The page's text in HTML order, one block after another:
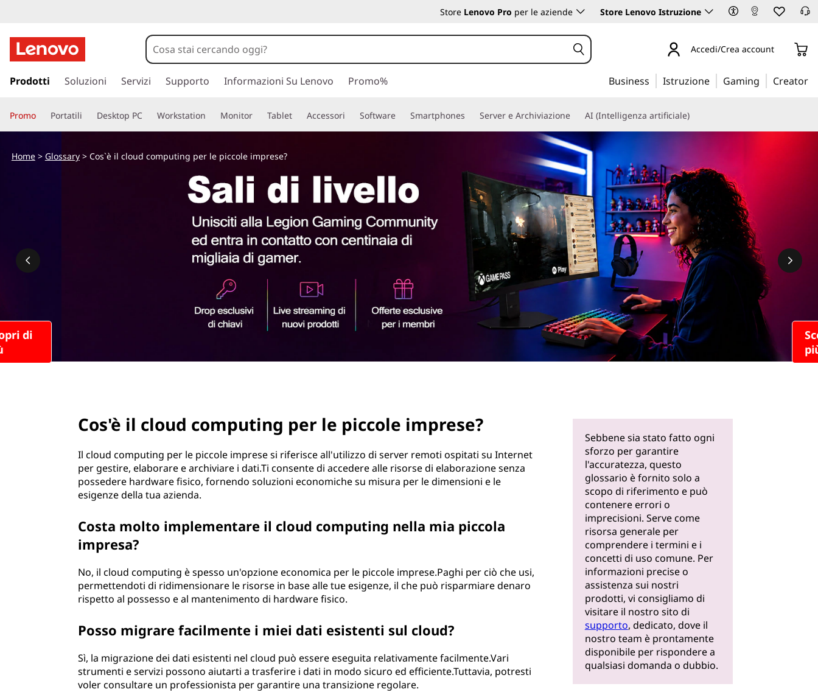
o
è
c
o
Store Lenovo Pro per le aziende Store Lenovo Istruzione
a
a
a
o
c
i
a
Accedi/Crea account
Prodotti Soluzioni Servizi Supporto Informazioni Su Lenovo Promo% Business Istruzione Gaming Creator
Promo Portatili Desktop PC Workstation Monitor Tablet Accessori Software Smartphones Server e Archiviazione AI (Intelligenza artificiale)
Scopri di
Home> Glossary> Cos`è il cloud computing per le piccole imprese?
Cos'è il cloud computing per le piccole imprese?
Il cloud computing per le piccole imprese si riferisce all'utilizzo di server remoti ospitati su Internet
per gestire, elaborare e archiviare i dati.Ti consente di accedere alle risorse di elaborazione senza
possedere hardware fisico, fornendo soluzioni economiche su misura per le dimensioni e le
esigenze della tua azienda.
Costa molto implementare il cloud computing nella mia piccola
impresa?
No, il cloud computing è spesso un'opzione economica per le piccole imprese.Paghi per ciò che usi,
permettendoti di ridimensionare le risorse in base alle tue esigenze, il che può risparmiare denaro
rispetto al possesso e al mantenimento di hardware fisico.
Posso migrare facilmente i miei dati esistenti sul cloud?
Sì, la migrazione dei dati esistenti nel cloud può essere eseguita relativamente facilmente.Vari
strumenti e servizi possono aiutarti a trasferire i dati in modo sicuro ed efficiente.Tuttavia, potresti
voler consultare un professionista per garantire una transizione regolare.
Sebbene sia stato fatto ogni
sforzo per garantire
l'accuratezza, questo
glossario è fornito solo a
scopo di riferimento e può
contenere errori o
imprecisioni. Serve come
risorsa generale per
comprendere i termini e i
concetti di uso comune. Per
informazioni precise o
assistenza sui nostri
prodotti, vi consigliamo di
visitare il nostro sito di
supporto, dedicato, dove il
nostro team è prontamente
disponibile per rispondere a
qualsiasi domanda o dubbio.